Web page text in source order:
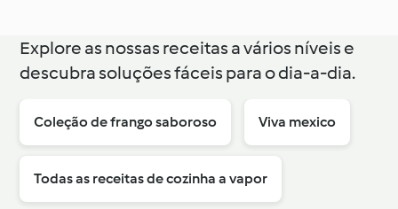
Explore as nossas receitas a vários níveis e
descubra soluções fáceis para o dia-a-dia.
Coleção de frango saboroso Viva mexico
Todas as receitas de cozinha a vapor